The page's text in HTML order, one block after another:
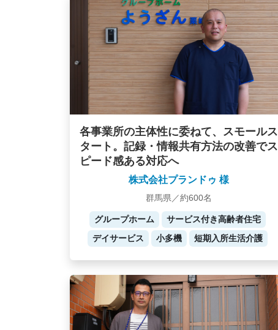
各事業所の主体性に委ねて、スモールス
タート。記録・情報共有方法の改善でス
ピード感ある対応へ
株式会社プランドゥ 様
群馬県／約600名
グループホーム
サービス付き高齢者住宅
デイサービス
小多機 短期入所生活介護